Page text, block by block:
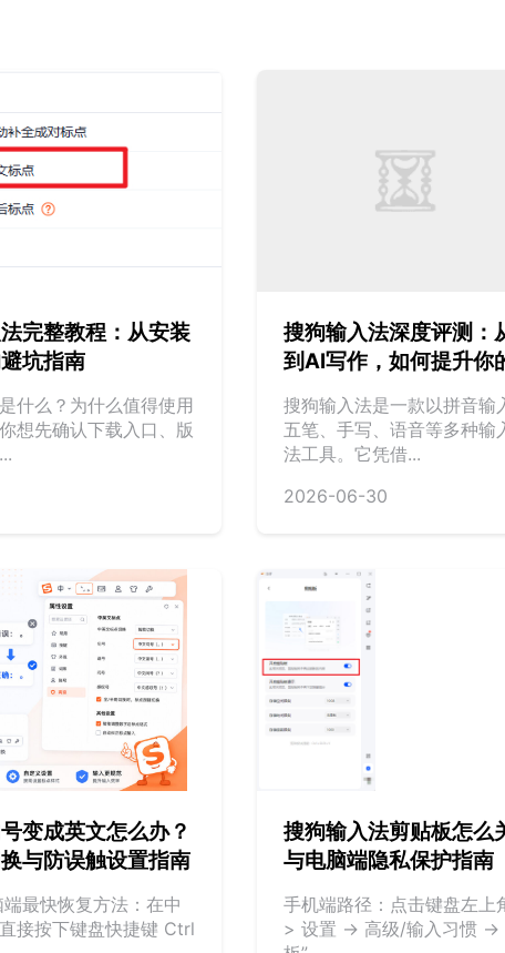
完整教程：从安装
坑指南
什么？为什么值得使用
想先确认下载入口、版
搜狗输入法深度评测：
到AI写作，如何提升你
搜狗输入法是一款以拼音输
五笔、手写、语音等多种输
法工具。它凭借...
2026-06-30
变成英文怎么办？
与防误触设置指南
最快恢复方法：在中
接按下键盘快捷键 Ctrl
搜狗输入法剪贴板怎么
与电脑端隐私保护指南
手机端路径：点击键盘左上
> 设置 -> 高级/输入习惯 ->